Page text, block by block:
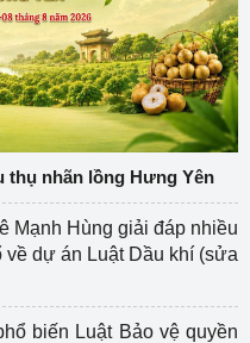
nhãn lồng Hưng Yên
Mạnh Hùng giải đáp nhiều
về dự án Luật Dầu khí (sửa
biến Luật Bảo vệ quyền